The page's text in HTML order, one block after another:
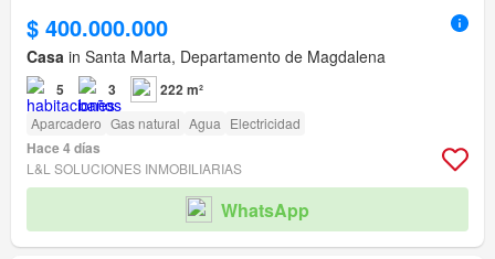
$ 400.000.000
Casa in Santa Marta, Departamento de Magdalena
5 3 222 m²
Aparcadero Gas natural Agua Electricidad
Hace 4 días
L&L SOLUCIONES INMOBILIARIAS
WhatsApp